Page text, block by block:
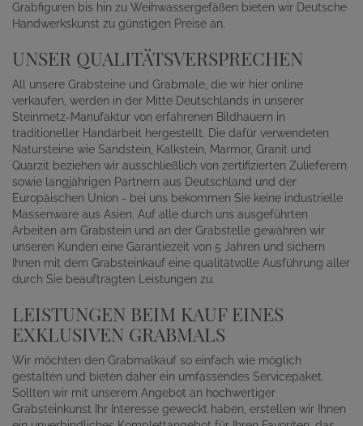
Grabfiguren bis hin zu Weihwassergefäßen bieten wir Deutsche
Handwerkskunst zu günstigen Preise an.
UNSER QUALITÄTSVERSPRECHEN
All unsere Grabsteine und Grabmale, die wir hier online
verkaufen, werden in der Mitte Deutschlands in unserer
Steinmetz-Manufaktur von erfahrenen Bildhauern in
traditioneller Handarbeit hergestellt. Die dafür verwendeten
Natursteine wie Sandstein, Kalkstein, Marmor, Granit und
Quarzit beziehen wir ausschließlich von zertifizierten Zulieferern
sowie langjährigen Partnern aus Deutschland und der
Europäischen Union - bei uns bekommen Sie keine industrielle
Massenware aus Asien. Auf alle durch uns ausgeführten
Arbeiten am Grabstein und an der Grabstelle gewähren wir
unseren Kunden eine Garantiezeit von 5 Jahren und sichern
Ihnen mit dem Grabsteinkauf eine qualitätvolle Ausführung aller
durch Sie beauftragten Leistungen zu.
LEISTUNGEN BEIM KAUF EINES
EXKLUSIVEN GRABMALS
Wir möchten den Grabmalkauf so einfach wie möglich
gestalten und bieten daher ein umfassendes Servicepaket.
Sollten wir mit unserem Angebot an hochwertiger
Grabsteinkunst Ihr Interesse geweckt haben, erstellen wir Ihnen